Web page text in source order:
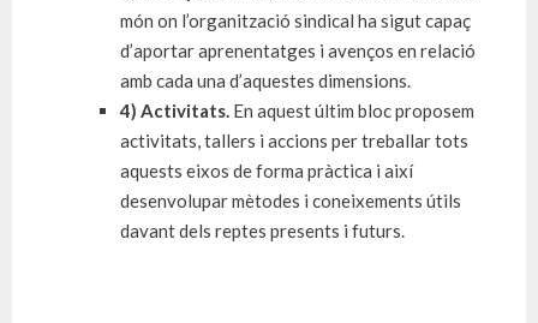
món on l’organització sindical ha sigut capaç
d’aportar aprenentatges i avenços en relació
amb cada una d’aquestes dimensions.
4) Activitats. En aquest últim bloc proposem
activitats, tallers i accions per treballar tots
aquests eixos de forma pràctica i així
desenvolupar mètodes i coneixements útils
davant dels reptes presents i futurs.